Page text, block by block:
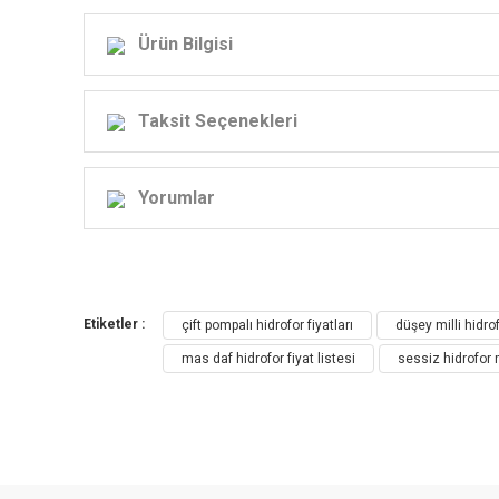
Ürün Bilgisi
Taksit Seçenekleri
Yorumlar
Etiketler : çift pompalı hidrofor fiyatları düşey milli
mas daf hidrofor fiyat listesi sessiz hidrofor